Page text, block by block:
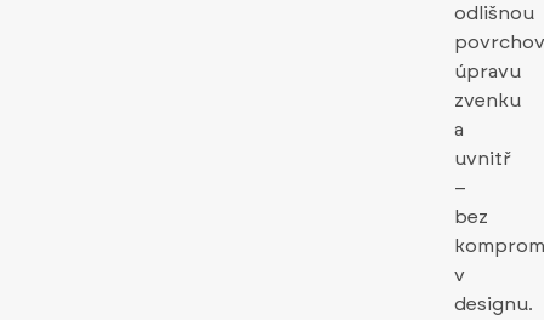
odlišnou
úpravu
zvenku
a
uvnitř
–
bez
v
designu.